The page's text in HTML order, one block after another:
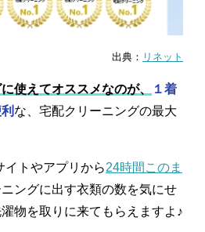
出典： リネット
使えてオススメなのが、
１着
な、宅配クリーニングの最大
イトやアプリから24時間このま
ングに出す衣類の数を気にせ
物を取りに来てもらえますよ♪